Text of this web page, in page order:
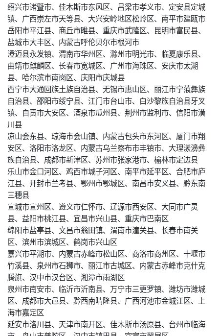
绍兴市诸暨市、佳木斯市东风区、吕梁市孝义市、定安县定城
镇、广西崇左市天等县、大兴安岭地区松岭区、南平市建瓯市
岳阳市平江县、商丘市睢县、重庆市武隆区、昆明市富民县、
盐城市大丰区、内蒙古呼伦贝尔市根河市
澄迈县永发镇、渭南市华州区、滁州市明光市、临夏康乐县、
曲靖市麒麟区、长春市宽城区、广州市海珠区、安庆市太湖
县、哈尔滨市南岗区、庆阳市庆城县
西宁市大通回族土族自治县、无锡市惠山区、丽江市宁蒗彝族
自治县、邵阳市绥宁县、江门市台山市、白沙黎族自治县牙叉
镇、自贡市大安区、酒泉市瓜州县、荆州市监利市、信阳市潢
川县
凉山会东县、琼海市会山镇、内蒙古包头市东河区、厦门市翔
安区、洛阳市洛龙区、内蒙古乌兰察布市丰镇市、大理漾濞彝
族自治县、成都市新津区、苏州市张家港市、榆林市定边县
乐山市金口河区、鸡西市城子河区、南平市延平区、合肥市庐
江县、开封市兰考县、鄂州市鄂城区、南昌市安义县、黔东南
三穗县
宣城市宣州区、遵义市仁怀市、辽源市西安区、大同市广灵
县、益阳市桃江县、宜昌市兴山县、重庆市巴南区
绵阳市盐亭县、文昌市翁田镇、渭南市潼关县、长春市南关
区、滨州市滨城区、鹤岗市兴山区
嘉兴市平湖市、内蒙古赤峰市松山区、商洛市商州区、十堰市
竹溪县、泉州市石狮市、丽江市古城区、内蒙古赤峰市克什克
腾旗、汉中市汉台区、湘潭市雨湖区
泉州市南安市、临沂市沂南县、万宁市三更罗镇、潍坊市潍城
区、成都市大邑县、黔西南晴隆县、广西河池市金城江区、上
海市嘉定区
延安市洛川县、天津市南开区、佳木斯市汤原县、台州市临海